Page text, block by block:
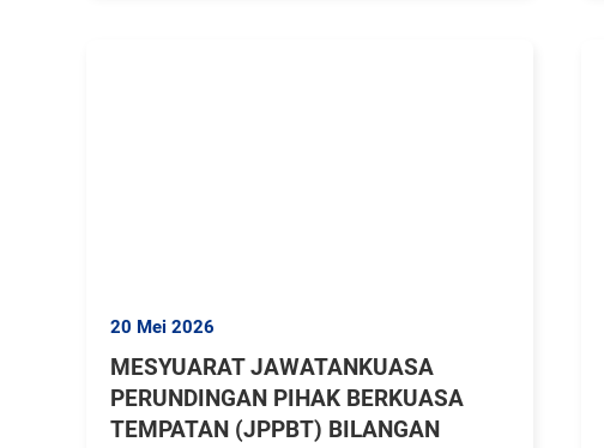
20 Mei 2026
MESYUARAT JAWATANKUASA
PERUNDINGAN PIHAK BERKUASA
TEMPATAN (JPPBT) BILANGAN